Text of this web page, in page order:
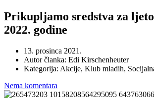
Prikupljamo sredstva za
2022. godine
13. prosinca 2021.
Autor članka: Edi Kirschenheuter
Kategorija: Akcije, Klub mladih,
Nema komentara